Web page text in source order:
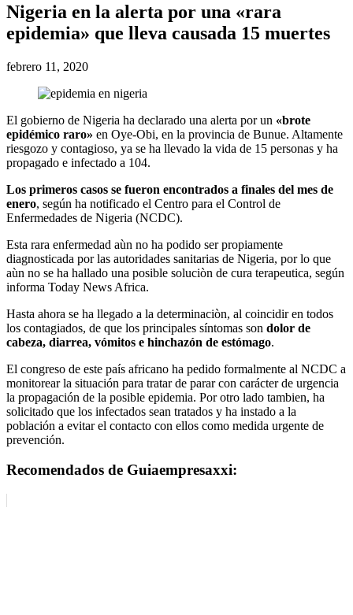
Nigeria en la alerta por una «rara
epidemia» que lleva causada 15 muertes
febrero 11, 2020
El gobierno de Nigeria ha declarado una alerta por un «brote
epidémico raro» en Oye-Obi, en la provincia de Bunue. Altamente
riesgozo y contagioso, ya se ha llevado la vida de 15 personas y ha
propagado e infectado a 104.
Los primeros casos se fueron encontrados a finales del mes de
enero, según ha notificado el Centro para el Control de
Enfermedades de Nigeria (NCDC).
Esta rara enfermedad aùn no ha podido ser propiamente
diagnosticada por las autoridades sanitarias de Nigeria, por lo que
aùn no se ha hallado una posible soluciòn de cura terapeutica, según
informa Today News Africa.
Hasta ahora se ha llegado a la determinaciòn, al coincidir en todos
los contagiados, de que los principales síntomas son dolor de
cabeza, diarrea, vómitos e hinchazón de estómago.
El congreso de este país africano ha pedido formalmente al NCDC a
monitorear la situación para tratar de parar con carácter de urgencia
la propagación de la posible epidemia. Por otro lado tambien, ha
solicitado que los infectados sean tratados y ha instado a la
población a evitar el contacto con ellos como medida urgente de
prevención.
Recomendados de Guiaempresaxxi: